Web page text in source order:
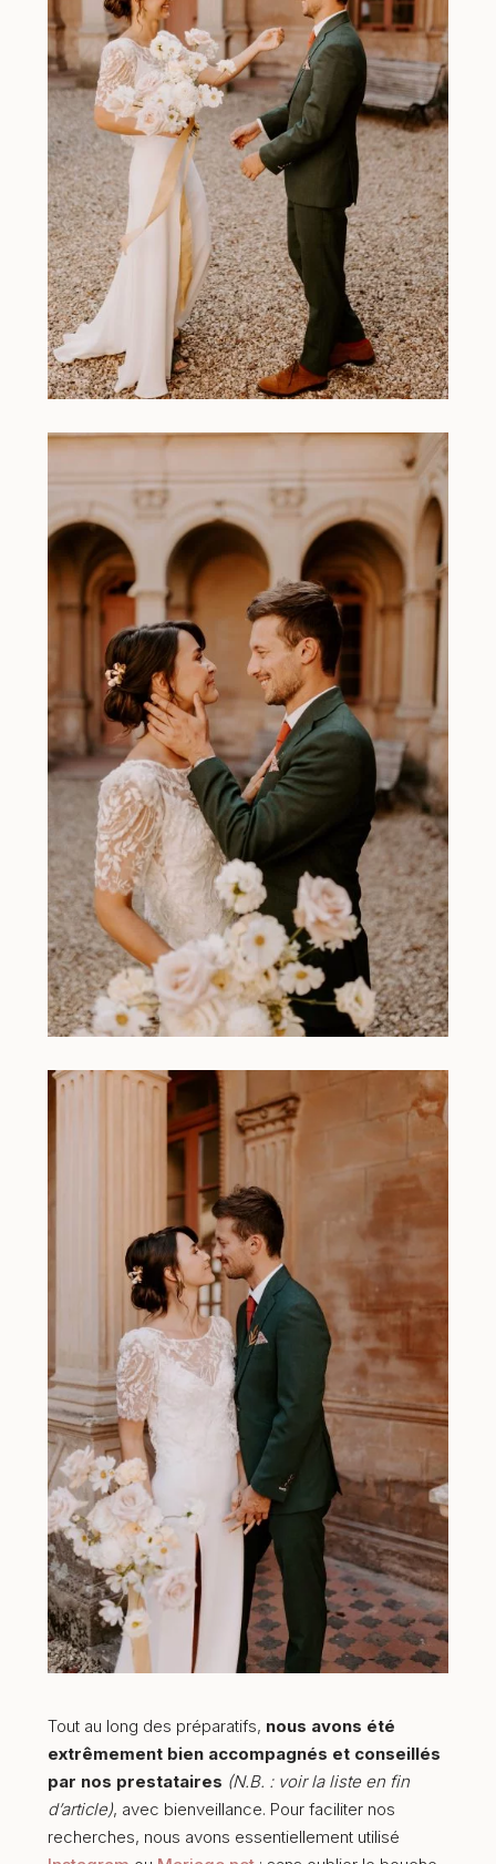
Tout au long des préparatifs, nous avons été
extrêmement bien accompagnés et conseillés
par nos prestataires (N.B. : voir la liste en fin
d’article), avec bienveillance. Pour faciliter nos
recherches, nous avons essentiellement utilisé